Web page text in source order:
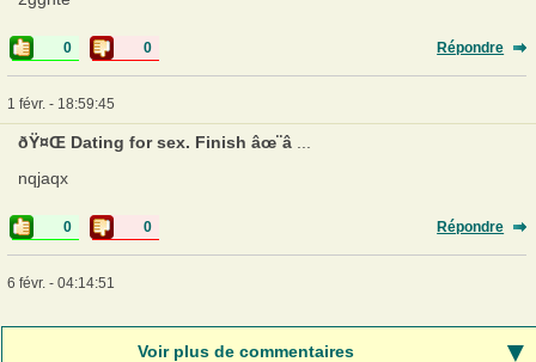
0 0 Répondre
1 févr. - 18:59:45
ðŸ¤Œ Dating for sex. Finish âœ¨â
nqjaqx
0 0 Répondre
6 févr. - 04:14:51
Voir plus de commentaires